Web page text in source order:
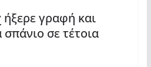
γραφή και
σε τέτοια